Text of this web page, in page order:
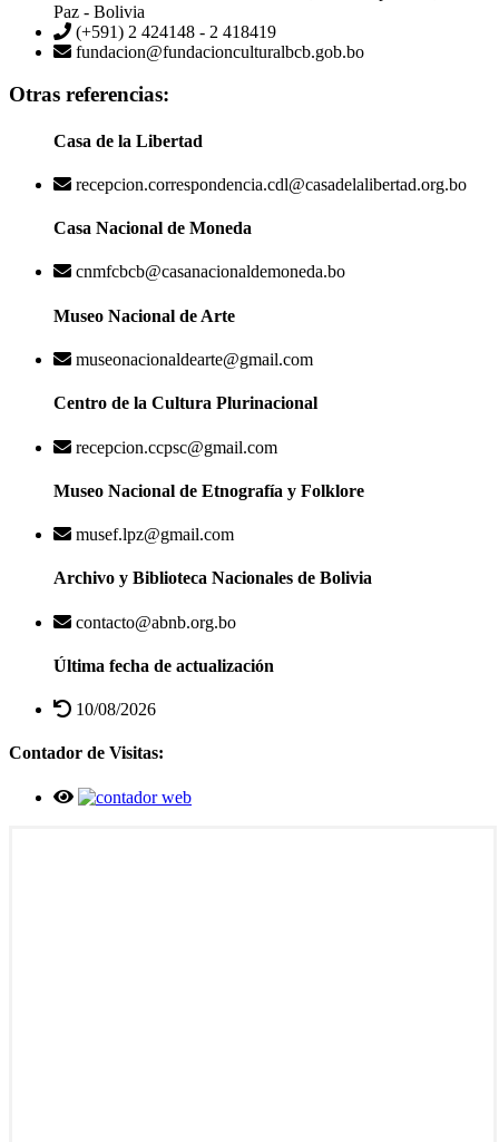
Paz - Bolivia
(+591) 2 424148 - 2 418419
fundacion@fundacionculturalbcb.gob.bo
Otras referencias:
Casa de la Libertad
recepcion.correspondencia.cdl@casadelalibertad.org.bo
Casa Nacional de Moneda
cnmfcbcb@casanacionaldemoneda.bo
Museo Nacional de Arte
museonacionaldearte@gmail.com
Centro de la Cultura Plurinacional
recepcion.ccpsc@gmail.com
Museo Nacional de Etnografía y Folklore
musef.lpz@gmail.com
Archivo y Biblioteca Nacionales de Bolivia
contacto@abnb.org.bo
Última fecha de actualización
10/08/2026
Contador de Visitas: